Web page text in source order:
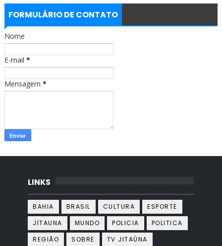
e
b
o
k
t
a
r
m
FORMULÁRIO DE CONTATO
Nome
E-mail *
Mensagem *
LINKS
BAHIA BRASIL CULTURA
ESPORTE
JITAUNA
MUNDO POLICIA
POLITICA
REGIÃO
SOBRE TV JITAÚNA